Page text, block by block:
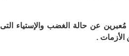
مُعبرين عن حالة الغضب والإستياء التى
.